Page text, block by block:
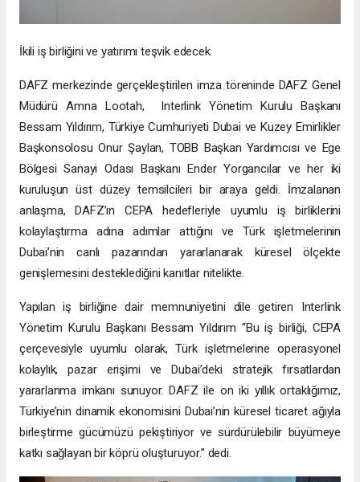
İkili iş birliğini ve yatırımı teşvik edecek
DAFZ merkezinde gerçekleştirilen imza töreninde DAFZ Genel
Müdürü Amna Lootah, Interlink Yönetim Kurulu Başkanı
Bessam Yıldırım, Türkiye Cumhuriyeti Dubai ve Kuzey Emirlikler
Başkonsolosu Onur Şaylan, TOBB Başkan Yardımcısı ve Ege
Bölgesi Sanayi Odası Başkanı Ender Yorgancılar ve her iki
kuruluşun üst düzey temsilcileri bir araya geldi. İmzalanan
anlaşma, DAFZ’ın CEPA hedefleriyle uyumlu iş birliklerini
kolaylaştırma adına adımlar attığını ve Türk işletmelerinin
Dubai’nin canlı pazarından yararlanarak küresel ölçekte
genişlemesini desteklediğini kanıtlar nitelikte.
Yapılan iş birliğine dair memnuniyetini dile getiren Interlink
Yönetim Kurulu Başkanı Bessam Yıldırım “Bu iş birliği, CEPA
çerçevesiyle uyumlu olarak, Türk işletmelerine operasyonel
kolaylık, pazar erişimi ve Dubai’deki stratejik fırsatlardan
yararlanma imkanı sunuyor. DAFZ ile on iki yıllık ortaklığımız,
Türkiye’nin dinamik ekonomisini Dubai’nin küresel ticaret ağıyla
birleştirme gücümüzü pekiştiriyor ve sürdürülebilir büyümeye
katkı sağlayan bir köprü oluşturuyor.” dedi.